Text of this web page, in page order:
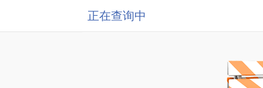
正在查询中